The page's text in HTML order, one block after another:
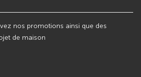
nos promotions ainsi que des
de maison